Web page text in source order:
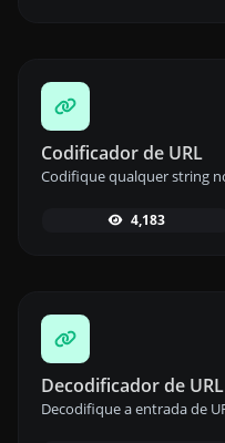
Codificador de URL
4,183
Decodificador de URL